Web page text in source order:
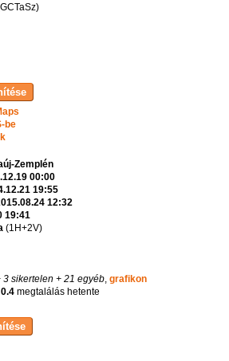
be
Zemplén
00:00
19:55
12:32
19:41
(1H+2V)
3 sikertelen + 21 egyéb,grafikon
0.4 megtalálás hetente